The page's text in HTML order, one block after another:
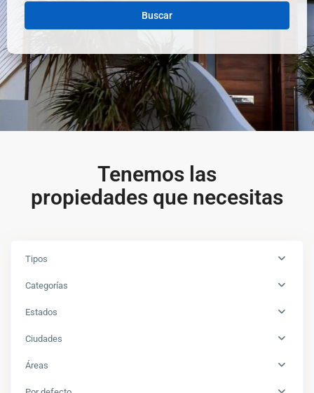
Buscar
Tenemos las
propiedades que necesitas
Tipos
Categorías
Estados
Ciudades
Áreas